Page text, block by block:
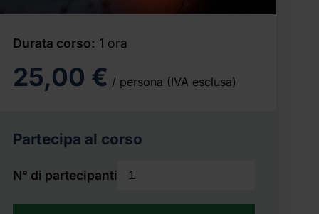
Durata corso 1 ora
25,00 € / persona (IVA esclusa)
Partecipa al corso
N° di partecipanti